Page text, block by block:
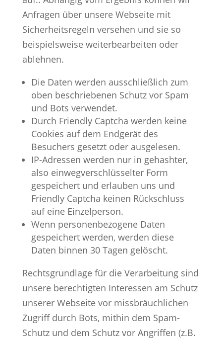
Anfragen über unsere Webseite mit
Sicherheitsregeln versehen und sie so
beispielsweise weiterbearbeiten oder
ablehnen.
Die Daten werden ausschließlich zum
oben beschriebenen Schutz vor Spam
und Bots verwendet.
Durch Friendly Captcha werden keine
Cookies auf dem Endgerät des
Besuchers gesetzt oder ausgelesen.
IP-Adressen werden nur in gehashter,
also einwegverschlüsselter Form
gespeichert und erlauben uns und
Friendly Captcha keinen Rückschluss
auf eine Einzelperson.
Wenn personenbezogene Daten
gespeichert werden, werden diese
Daten binnen 30 Tagen gelöscht.
Rechtsgrundlage für die Verarbeitung sind
unsere berechtigten Interessen am Schutz
unserer Webseite vor missbräuchlichen
Zugriff durch Bots, mithin dem Spam-
Schutz und dem Schutz vor Angriffen (z.B.